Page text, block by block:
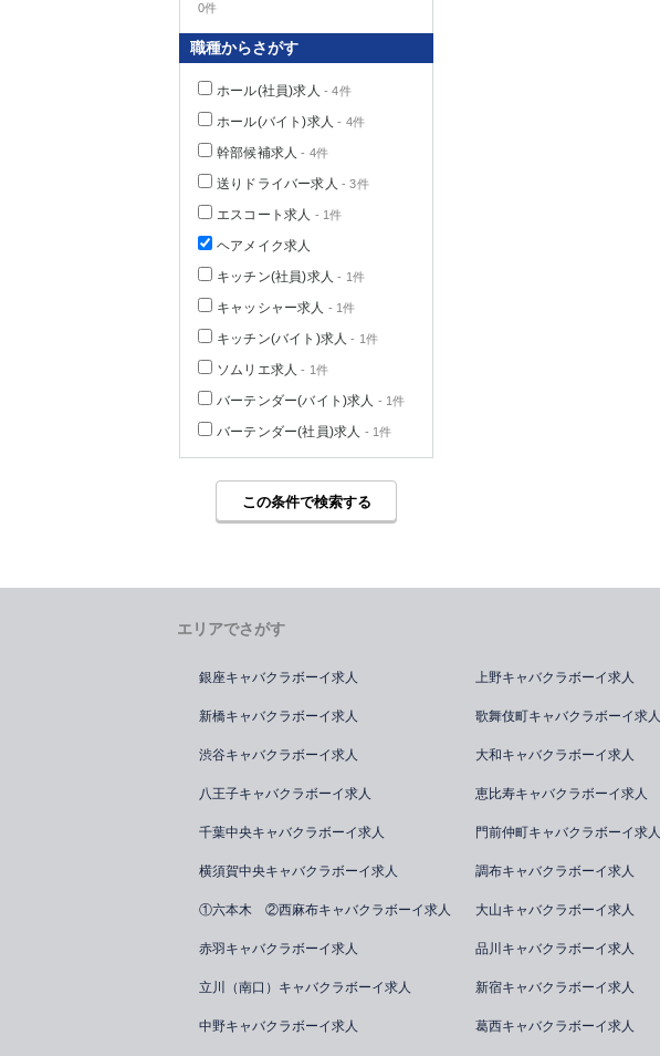
0件
職種からさがす
ホール(社員)求人 - 4件
ホール(バイト)求人 - 4件
幹部候補求人 - 4件
送りドライバー求人 - 3件
エスコート求人 - 1件
ヘアメイク求人
キッチン(社員)求人 - 1件
キャッシャー求人 - 1件
キッチン(バイト)求人 - 1件
ソムリエ求人 - 1件
バーテンダー(バイト)求人 - 1件
バーテンダー(社員)求人 - 1件
この条件で検索する
エリアでさがす
銀座キャバクラボーイ求人 上野キャバクラボーイ求人
新橋キャバクラボーイ求人 歌舞伎町キャバクラボーイ求人
渋谷キャバクラボーイ求人 大和キャバクラボーイ求人
八王子キャバクラボーイ求人 恵比寿キャバクラボーイ求人
千葉中央キャバクラボーイ求人 門前仲町キャバクラボーイ求人
横須賀中央キャバクラボーイ求人 調布キャバクラボーイ求人
①六本木 ②西麻布キャバクラボーイ求人 大山キャバクラボーイ求人
赤羽キャバクラボーイ求人 品川キャバクラボーイ求人
立川（南口）キャバクラボーイ求人 新宿キャバクラボーイ求人
中野キャバクラボーイ求人 葛西キャバクラボーイ求人